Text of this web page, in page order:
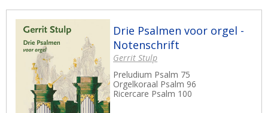
Drie Psalmen voor orgel -
Notenschrift
Gerrit Stulp
Preludium Psalm 75
Orgelkoraal Psalm 96
Ricercare Psalm 100